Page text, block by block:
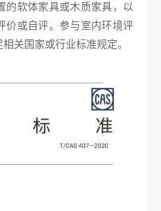
的软体家具或木质家具，以
价或自评。参与室内环境评
关国家或行业标准规定。